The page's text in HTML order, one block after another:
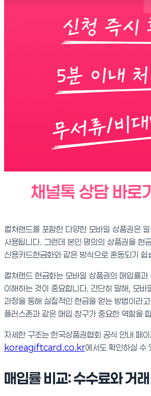
컬쳐랜드를 포함한 다양한 모바일 상품권은
사용됩니다. 그런데 본인 명의의 상품권을 현
신용카드현금화와 같은 방식으로 혼동되기 쉽
컬쳐랜드 현금화는 모바일 상품권의 매입률과
이해하는 것이 중요합니다. 간단히 말해, 모바
과정을 통해 실질적인 현금을 얻는 방법이라
플러스존과 같은 매입 창구가 중요한 역할을
자세한 구조는 한국상품권협회 공식 안내 페
koreagiftcard.co.kr에서도 확인하실 수
매입률 비교: 수수료와 거